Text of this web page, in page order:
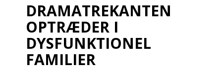
DRAMATREKANTEN
OPTRÆDER I
DYSFUNKTIONEL
FAMILIER